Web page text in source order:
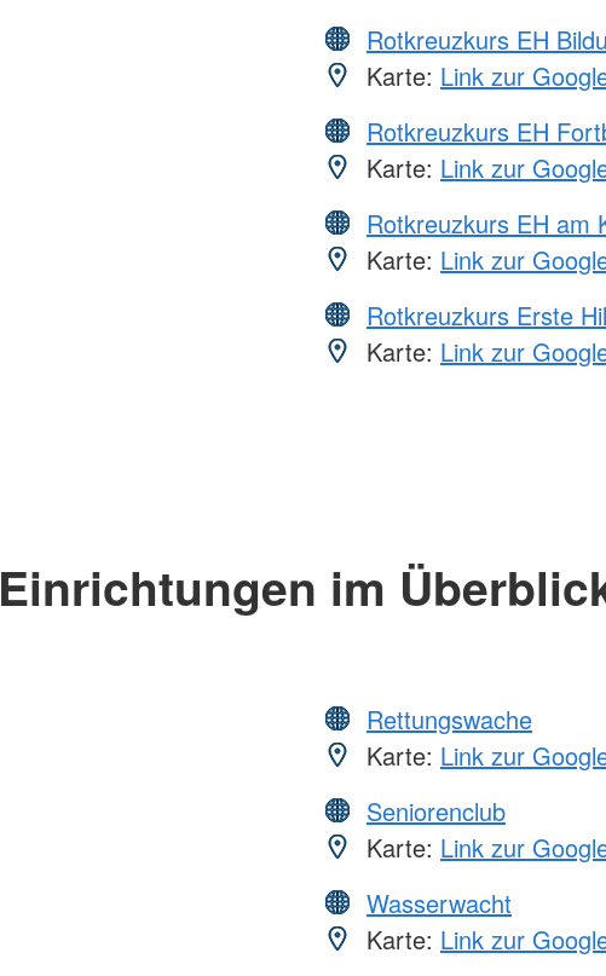
Rotkreuzkurs EH
Karte: Link zur
Rotkreuzkurs EH
Karte: Link zur
Rotkreuzkurs EH am
Karte: Link zur
Rotkreuzkurs Erste
Karte: Link zur
Einrichtungen im
Rettungswache
Karte: Link zur
Seniorenclub
Karte: Link zur
Wasserwacht
Karte: Link zur